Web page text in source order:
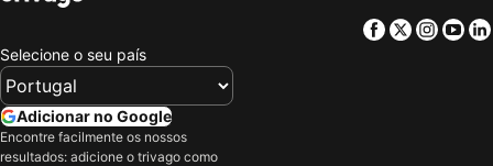
Facebook
Twitter
Selecione o seu país
Adicionar no Google
Encontre facilmente os nossos
resultados: adicione o trivago como